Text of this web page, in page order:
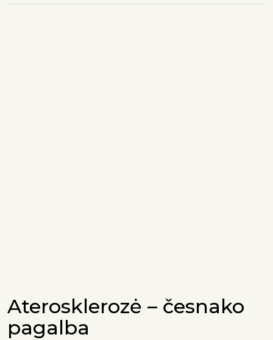
Aterosklerozė – česnako
pagalba